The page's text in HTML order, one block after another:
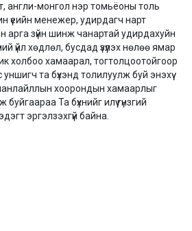
англи-монгол нэр томьёоны толь
үеийн менежер, удирдагч нарт
арга зүйн шинж чанартай удирдахуйн
үйл хөдлөл, бусдад үзүүлэх нөлөө ямар
холбоо хамаарал, тогтолцоотойгоор
та бүхэнд толилуулж буй энэхүү
хоорондын хамаарлыг
Та бүхнийг илүү гүнзгий
эргэлзэхгүй байна.